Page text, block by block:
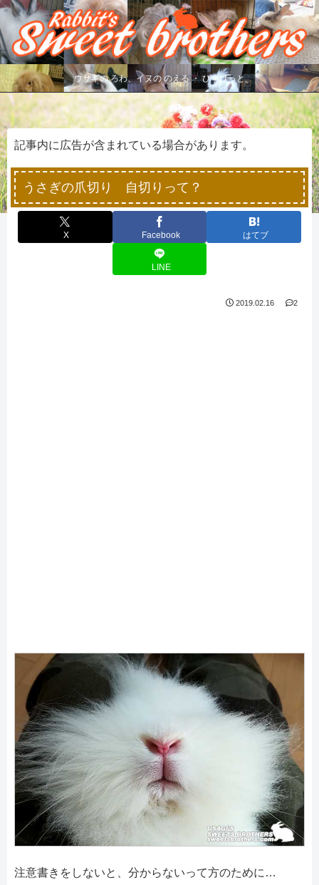
ウサギの ろわ、イヌの のえる ・ びすけっと
記事内に広告が含まれている場合があります。
うさぎの爪切り 自切りって？
X Facebook はてブ
LINE
2019.02.16 2
注意書きをしないと、分からないって方のために…